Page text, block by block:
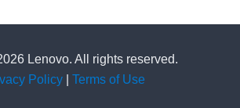
Lenovo. All rights reserved.
Policy
Terms of Use